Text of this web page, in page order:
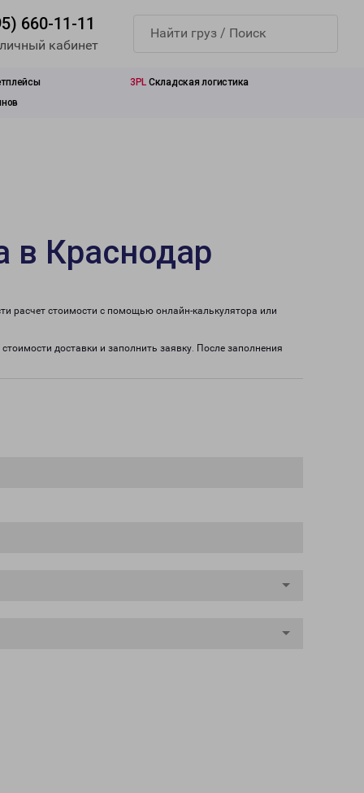
660-11-11
кабинет
3PL Складская логистика
в Краснодар
расчет стоимости с помощью онлайн-калькулятора или
доставки и заполнить заявку. После заполнения